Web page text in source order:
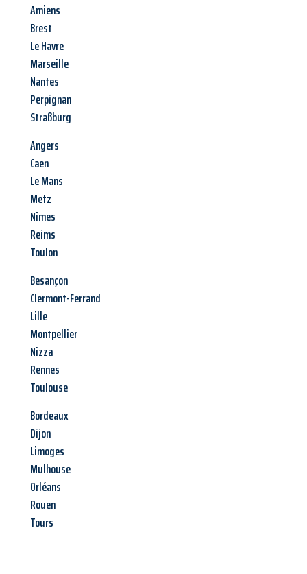
Amiens
Brest
Le Havre
Marseille
Nantes
Perpignan
Straßburg
Angers
Caen
Le Mans
Metz
Nîmes
Reims
Toulon
Besançon
Clermont-Ferrand
Lille
Montpellier
Nizza
Rennes
Toulouse
Bordeaux
Dijon
Limoges
Mulhouse
Orléans
Rouen
Tours